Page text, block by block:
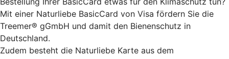
Mit einer Naturliebe BasicCard von Visa fördern Sie die
Treemer® gGmbH und damit den Bienenschutz in
Deutschland.
Zudem besteht die Naturliebe Karte aus dem